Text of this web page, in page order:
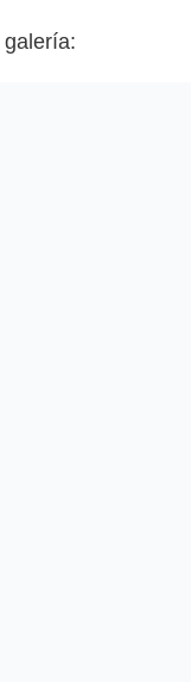
alería: